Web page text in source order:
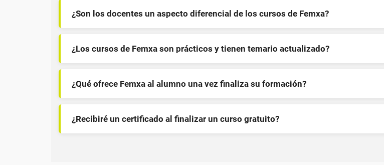
¿Son los docentes un aspecto diferencial de los cursos de Femxa?
¿Los cursos de Femxa son prácticos y tienen temario actualizado?
¿Qué ofrece Femxa al alumno una vez finaliza su formación?
¿Recibiré un certificado al finalizar un curso gratuito?